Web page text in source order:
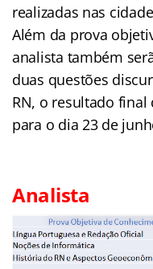
realizadas nas
Além da prova
analista também
duas questões
RN, o resultado
para o dia 23 de
Analista